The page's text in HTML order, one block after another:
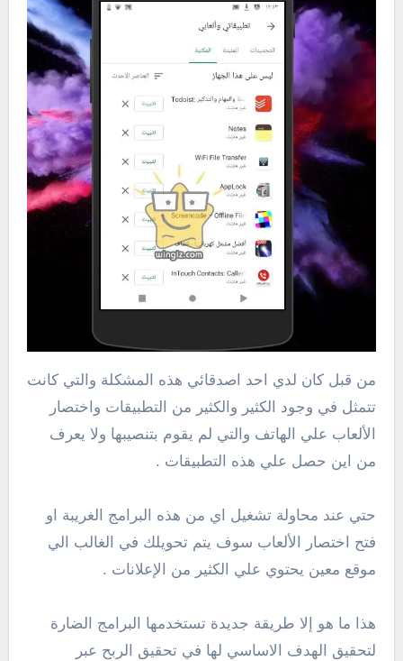
من قبل كان لدي احد اصدقائي هذه المشكلة والتي كانت
تتمثل في وجود الكثير والكثير من التطبيقات واختصار
الألعاب علي الهاتف والتي لم يقوم بتنصيبها ولا يعرف
من اين حصل علي هذه التطبيقات .
حتي عند محاولة تشغيل اي من هذه البرامج الغريبة او
فتح اختصار الألعاب سوف يتم تحويلك في الغالب الي
موقع معين يحتوي علي الكثير من الإعلانات .
هذا ما هو إلا طريقة جديدة تستخدمها البرامج الضارة
لتحقيق الهدف الاساسي لها في تحقيق الربح عبر